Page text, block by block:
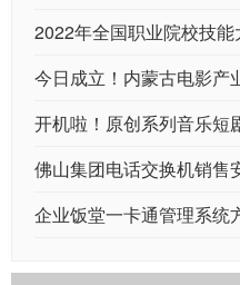
今日成立！内蒙古电影产
佛山集团电话交换机销售
企业饭堂一卡通管理系统